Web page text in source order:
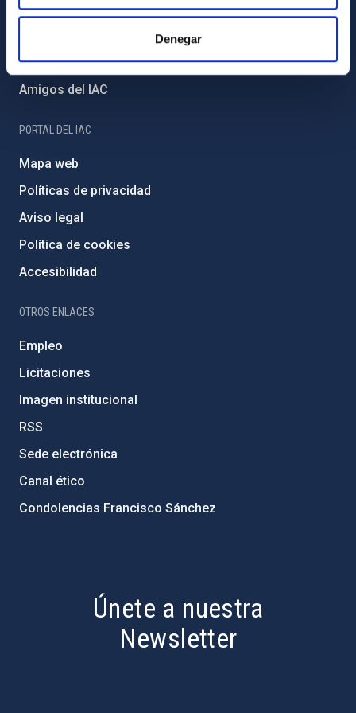
Denegar
Proyectos institucionales
Programa Severo Ochoa
Amigos del IAC
PORTAL DEL IAC
Mapa web
Políticas de privacidad
Aviso legal
Política de cookies
Accesibilidad
OTROS ENLACES
Empleo
Licitaciones
Imagen institucional
RSS
Sede electrónica
Canal ético
Condolencias Francisco Sánchez
Únete a nuestra
Newsletter